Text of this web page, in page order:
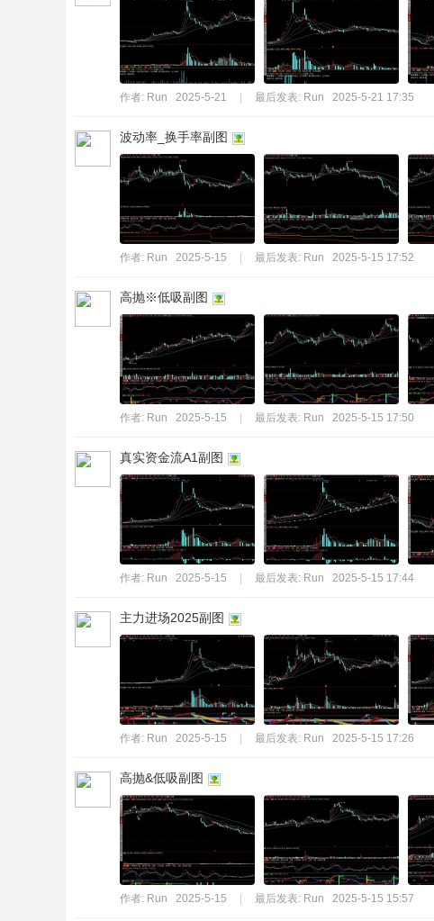
作者: Run 2025-5-21 最后发表: Run 2025-5-21 17:35
波动率_换手率副图
作者: Run 2025-5-15 最后发表: Run 2025-5-15 17:52
高抛※低吸副图
作者: Run 2025-5-15 最后发表: Run 2025-5-15 17:50
真实资金流A1副图
作者: Run 2025-5-15 最后发表: Run 2025-5-15 17:44
主力进场2025副图
作者: Run 2025-5-15 最后发表: Run 2025-5-15 17:26
高抛&低吸副图
作者: Run 2025-5-15 最后发表: Run 2025-5-15 15:57